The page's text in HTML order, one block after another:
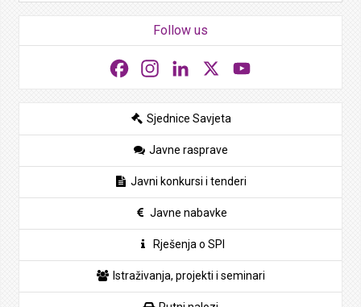
Follow us
FacebookInstagramLinkedIn
Sjednice Savjeta
Javne rasprave
Javni konkursi i tenderi
Javne nabavke
Rješenja o SPI
Istraživanja, projekti i seminari